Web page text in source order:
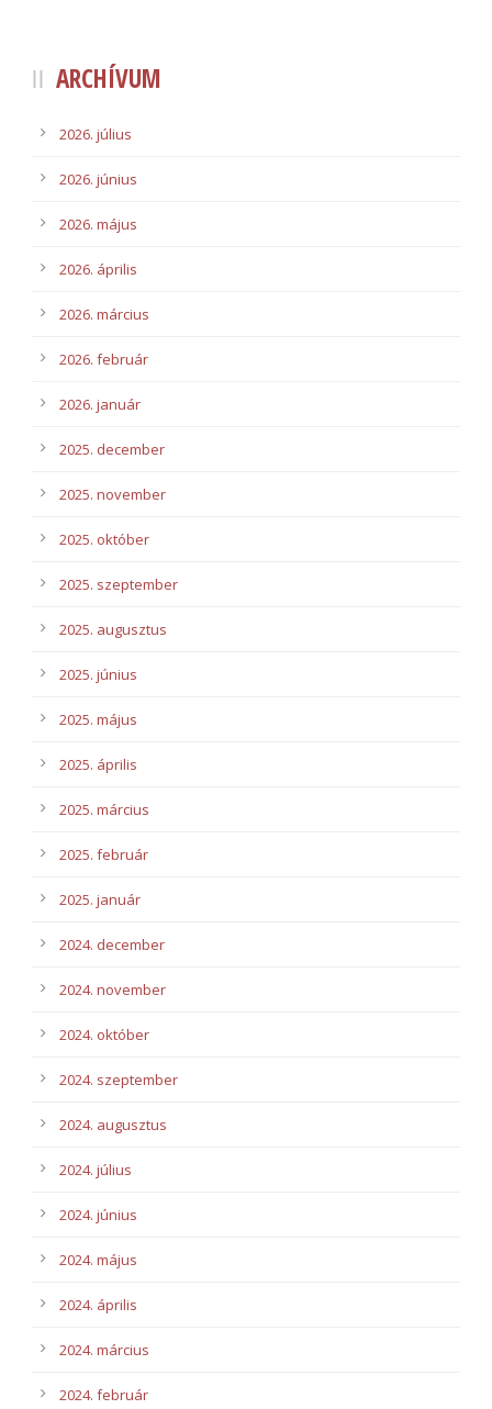
ARCHÍVUM
2026. július
2026. június
2026. május
2026. április
2026. március
2026. február
2026. január
2025. december
2025. november
2025. október
2025. szeptember
2025. augusztus
2025. június
2025. május
2025. április
2025. március
2025. február
2025. január
2024. december
2024. november
2024. október
2024. szeptember
2024. augusztus
2024. július
2024. június
2024. május
2024. április
2024. március
2024. február